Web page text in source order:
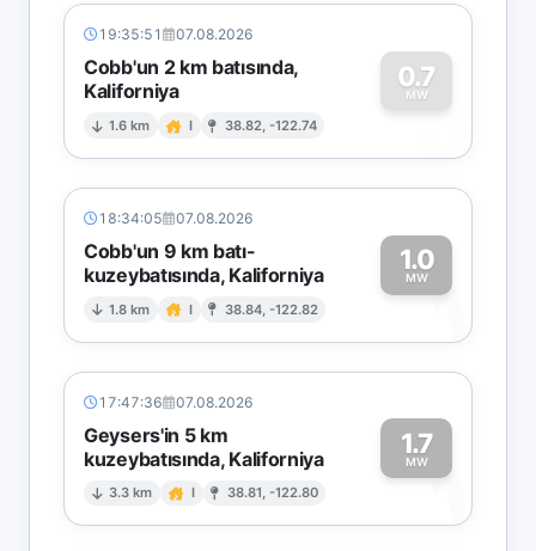
19:35:51 07.08.2026
Cobb'un 2 km batısında,
Kaliforniya
1.6 km I 38.82, -122.74
0.7
MW
0
18:34:05 07.08.2026
Cobb'un 9 km batı-
kuzeybatısında, Kaliforniya
1.8 km I 38.84, -122.82
1.0
MW1
17:47:36 07.08.2026
Geysers'in 5 km
kuzeybatısında, Kaliforniya
3.3 km I 38.81, -122.80
1.7
MW1